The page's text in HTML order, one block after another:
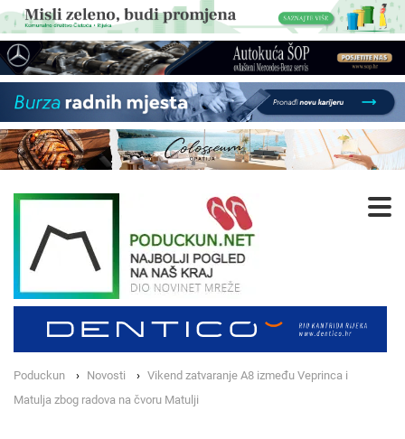
Poduckun Novosti
Vikend zatvaranje A8 između Veprinca i
Matulja zbog radova na čvoru Matulji